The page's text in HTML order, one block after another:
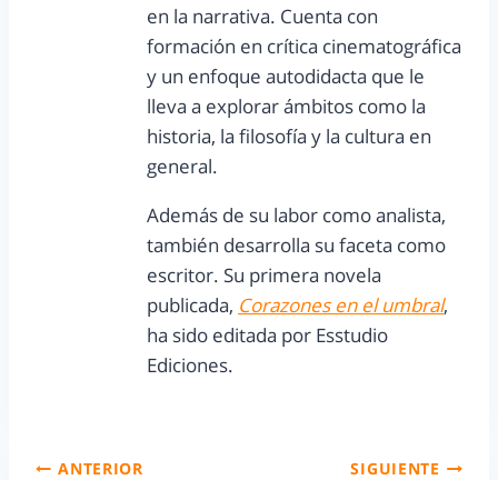
en la narrativa. Cuenta con
formación en crítica cinematográfica
y un enfoque autodidacta que le
lleva a explorar ámbitos como la
historia, la filosofía y la cultura en
general.
Además de su labor como analista,
también desarrolla su faceta como
escritor. Su primera novela
publicada, Corazones en el umbral,
ha sido editada por Esstudio
Ediciones.
ANTERIOR SIGUIENTE